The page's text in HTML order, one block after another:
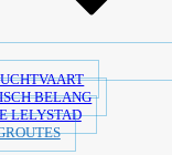
BELANG
LELYSTAD